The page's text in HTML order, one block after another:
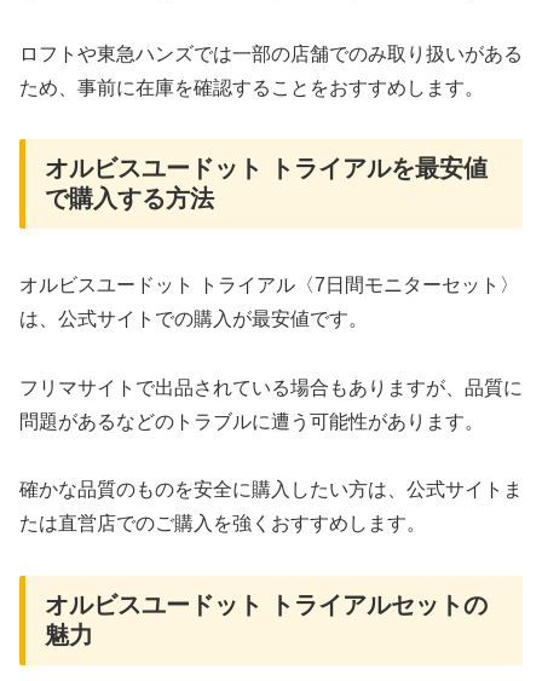
ロフトや東急ハンズでは一部の店舗でのみ取り扱いがある
ため、事前に在庫を確認することをおすすめします。
オルビスユードット トライアルを最安値
で購入する方法
オルビスユードット トライアル〈7日間モニターセット〉
は、公式サイトでの購入が最安値です。
フリマサイトで出品されている場合もありますが、品質に
問題があるなどのトラブルに遭う可能性があります。
確かな品質のものを安全に購入したい方は、公式サイトま
たは直営店でのご購入を強くおすすめします。
オルビスユードット トライアルセットの
魅力